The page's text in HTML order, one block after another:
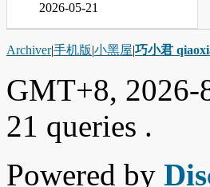
2026-05-21
Archiver|手机版|小黑屋|巧小君
GMT+8, 2026-
21 queries .
Powered by